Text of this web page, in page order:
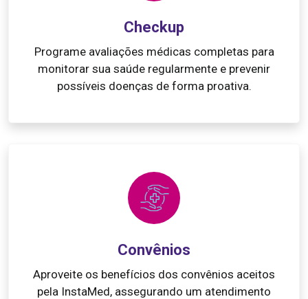
Checkup
Programe avaliações médicas completas para
monitorar sua saúde regularmente e prevenir
possíveis doenças de forma proativa.
Convênios
Aproveite os benefícios dos convênios aceitos
pela InstaMed, assegurando um atendimento